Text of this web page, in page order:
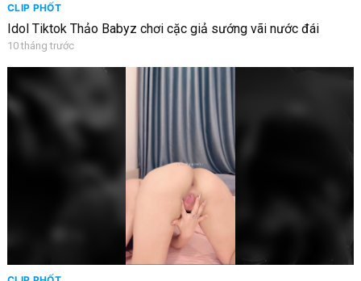
CLIP PHỐT
Idol Tiktok Thảo Babyz chơi cặc giả sướng vãi nước đái
10 tháng trước